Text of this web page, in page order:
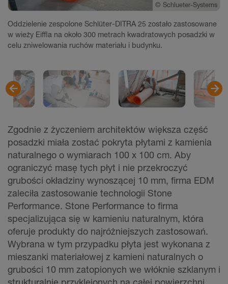
© Schlueter-Systems
Oddzielenie zespolone Schlüter-DITRA 25 zostało zastosowane
w wieży Eiffla na około 300 metrach kwadratowych posadzki w
celu zniwelowania ruchów materiału i budynku.
© Schlueter-Systems
© Schlueter-Systems
© Schlüter-Systems
Zgodnie z życzeniem architektów większa część
posadzki miała zostać pokryta płytami z kamienia
naturalnego o wymiarach 100 x 100 cm. Aby
ograniczyć masę tych płyt i nie przekroczyć
grubości okładziny wynoszącej 10 mm, firma EDM
zaleciła zastosowanie technologii Stone
Performance. Stone Performance to firma
specjalizująca się w kamieniu naturalnym, która
oferuje produkty do najróżniejszych zastosowań.
Wybrana w tym przypadku płyta jest wykonana z
mieszanki materiałowej z kamieni naturalnych o
grubości 10 mm zatopionych we włóknie szklanym i